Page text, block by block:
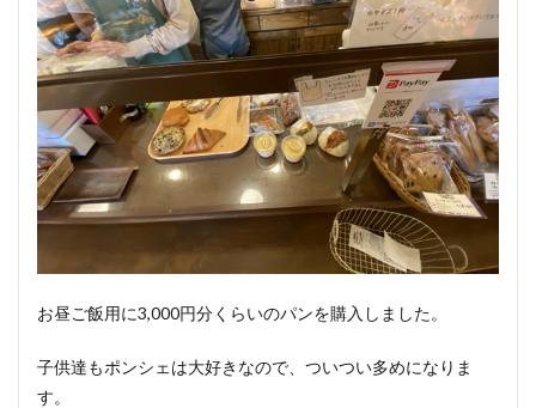
お昼ご飯用に3,000円分くらいのパンを購入しました。
子供達もポンシェは大好きなので、ついつい多めになりま
す。